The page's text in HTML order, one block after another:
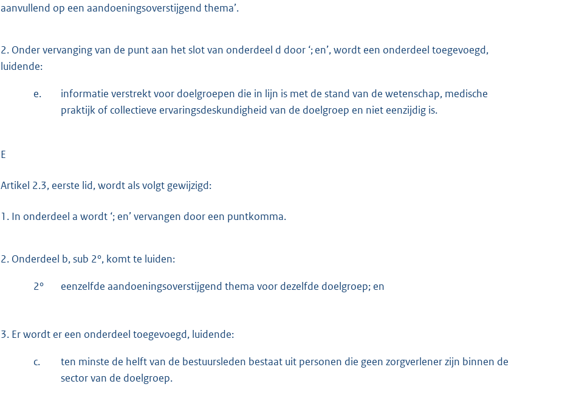
aanvullend op een aandoeningsoverstijgend thema’.
2. Onder vervanging van de punt aan het slot van onderdeel d door ‘; en’, wordt een onderdeel toegevoegd,
luidende:
e.
informatie verstrekt voor doelgroepen die in lijn is met de stand van de wetenschap, medische
praktijk of collectieve ervaringsdeskundigheid van de doelgroep en niet eenzijdig is.
E
Artikel 2.3, eerste lid, wordt als volgt gewijzigd:
1. In onderdeel a wordt ‘; en’ vervangen door een puntkomma.
2. Onderdeel b, sub 2°, komt te luiden:
2° eenzelfde aandoeningsoverstijgend thema voor dezelfde doelgroep; en
3. Er wordt er een onderdeel toegevoegd, luidende:
c.
ten minste de helft van de bestuursleden bestaat uit personen die geen zorgverlener zijn binnen de
sector van de doelgroep.